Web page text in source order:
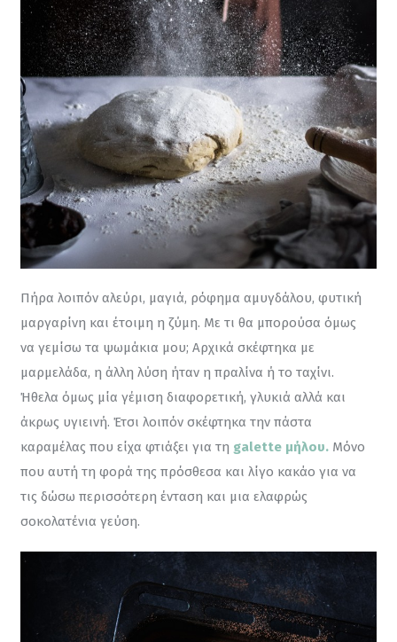
Πήρα λοιπόν αλεύρι, μαγιά, ρόφημα αμυγδάλου, φυτική
μαργαρίνη και έτοιμη η ζύμη. Με τι θα μπορούσα όμως
να γεμίσω τα ψωμάκια μου; Αρχικά σκέφτηκα με
μαρμελάδα, η άλλη λύση ήταν η πραλίνα ή το ταχίνι.
Ήθελα όμως μία γέμιση διαφορετική, γλυκιά αλλά και
άκρως υγιεινή. Έτσι λοιπόν σκέφτηκα την πάστα
καραμέλας που είχα φτιάξει για τη galette μήλου. Μόνο
που αυτή τη φορά της πρόσθεσα και λίγο κακάο για να
τις δώσω περισσότερη ένταση και μια ελαφρώς
σοκολατένια γεύση.